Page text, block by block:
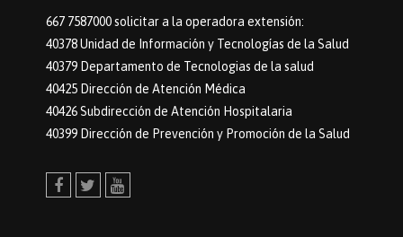
667 7587000 solicitar a la operadora extensión:
40378 Unidad de Información y Tecnologías de la Salud
40379 Departamento de Tecnologias de la salud
40425 Dirección de Atención Médica
40426 Subdirección de Atención Hospitalaria
40399 Dirección de Prevención y Promoción de la Salud